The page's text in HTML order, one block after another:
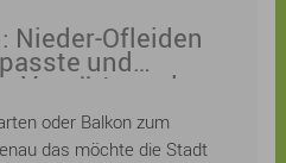
Nieder-Ofleiden
und
Vorgärten oder
ist weiterhin
oder Balkon zum
das möchte die Stadt